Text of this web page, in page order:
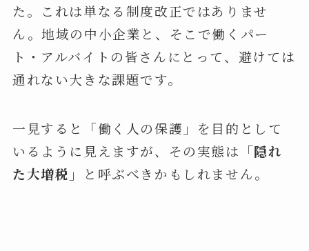
た。これは単なる制度改正ではありませ
ん。地域の中小企業と、そこで働くパー
ト・アルバイトの皆さんにとって、避けては
通れない大きな課題です。
一見すると「働く人の保護」を目的として
いるように見えますが、その実態は 「隠れ
た大増税」
と呼ぶべきかもしれません。